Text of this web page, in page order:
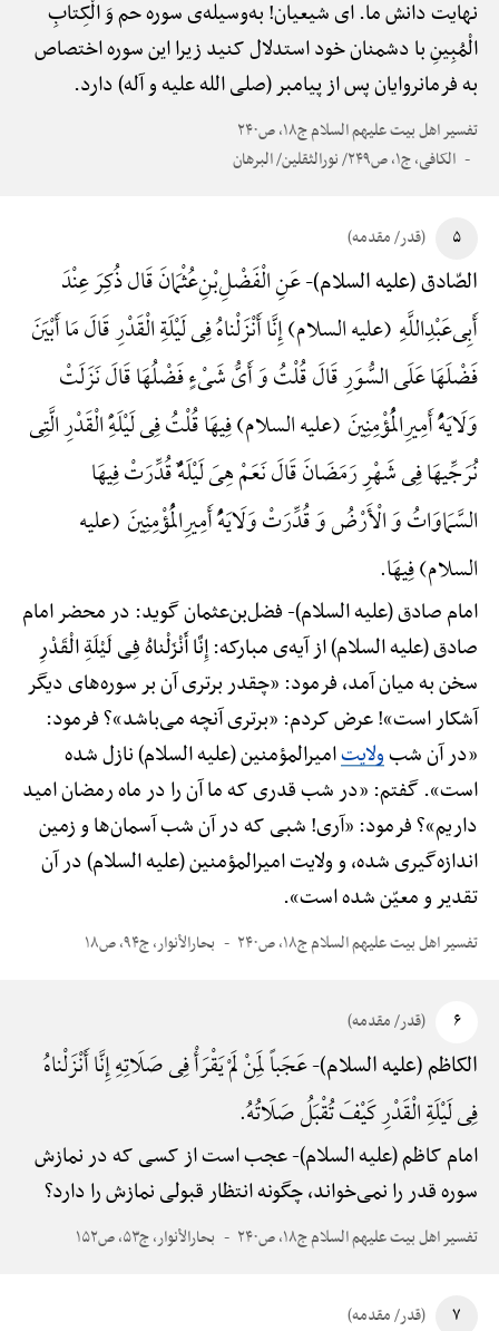
نهایت دانش ما. ای شیعیان! به‌وسیله‌ی سوره حم وَ الْکِتابِ
الْمُبِینِ با دشمنان خود استدلال کنید زیرا این سوره اختصاص
به فرمانروایان پس از پیامبر (صلی الله علیه و آله) دارد.
تفسیر اهل بیت علیهم السلام ج۱۸، ص۲۴۰
الکافی، ج۱، ص۲۴۹/ نورالثقلین/ البرهان
۵ (قدر/ مقدمه)
الصّادق (علیه السلام)-عَنِ الْفَضْلِ‌بْنِ‌عُثْمَانَ قَال ذُکِرَ عِنْدَ
أَبِی‌عَبْدِ‌اللَّهِ (علیه السلام) إِنَّا أَنْزَلْناهُ فِی لَیْلَةِ الْقَدْرِ قَالَ مَا أَبْیَنَ
فَضْلَهَا عَلَی السُّوَرِ قَالَ قُلْتُ وَ أَیُّ شَیْءٍ فَضْلُهَا قَالَ نَزَلَتْ
وَلَایَهًُْ أَمِیرِ‌الْمُؤْمِنِینَ (علیه السلام) فِیهَا قُلْتُ فِی لَیْلَهًِْ الْقَدْرِ الَّتِی
نُرَجِّیهَا فِی شَهْرِ رَمَضَانَ قَالَ نَعَمْ هِیَ لَیْلَهًٌْ قُدِّرَتْ فِیهَا
السَّمَاوَاتُ وَ الْأَرْضُ وَ قُدِّرَتْ وَلَایَهًُْ أَمِیرِ‌الْمُؤْمِنِینَ (علیه
السلام) فِیهَا.
امام صادق (علیه السلام)-فضل‌بن‌عثمان گوید: در محضر امام
صادق (علیه السلام) از آیه‌ی مبارکه: إِنَّا أَنْزَلْناهُ فِی لَیْلَةِ الْقَدْرِ
سخن به میان آمد، فرمود: «چقدر برتری آن بر سوره‌های دیگر
آشکار است»! عرض کردم: «برتری آنچه می‌باشد»؟ فرمود:
«در آن شبولایتامیرالمؤمنین (علیه السلام) نازل شده
است». گفتم: «در شب قدری که ما آن را در ماه رمضان امید
داریم»؟ فرمود: «آری! شبی که در آن شب آسمان‌ها و زمین
اندازه‌گیری شده، و ولایت امیرالمؤمنین (علیه السلام) در آن
تقدیر و معیّن شده است».
تفسیر اهل بیت علیهم السلام ج۱۸، ص۲۴۰ بحارالأنوار، ج۹۴، ص۱۸
۶ (قدر/ مقدمه)
الکاظم (علیه السلام)-عَجَباً لِمَنْ لَمْ یَقْرَأْ فِی صَلَاتِهِ إِنَّا أَنْزَلْناهُ
فِی لَیْلَةِ الْقَدْرِ کَیْفَ تُقْبَلُ صَلَاتُهُ.
امام کاظم (علیه السلام)-عجب است از کسی که در نمازش
سوره قدر را نمی‌خواند، چگونه انتظار قبولی نمازش را دارد؟
تفسیر اهل بیت علیهم السلام ج۱۸، ص۲۴۰ بحارالأنوار، ج۵۳، ص۱۵۲
۷ (قدر/ مقدمه)